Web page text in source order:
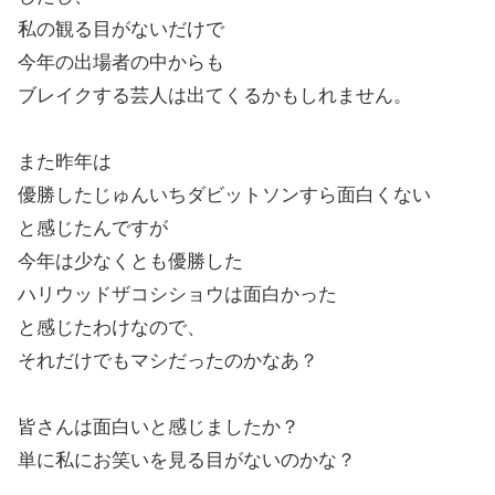
私の観る目がないだけで
今年の出場者の中からも
ブレイクする芸人は出てくるかもしれません。
また昨年は
優勝したじゅんいちダビットソンすら面白くない
と感じたんですが
今年は少なくとも優勝した
ハリウッドザコシショウは面白かった
と感じたわけなので、
それだけでもマシだったのかなあ？
皆さんは面白いと感じましたか？
単に私にお笑いを見る目がないのかな？